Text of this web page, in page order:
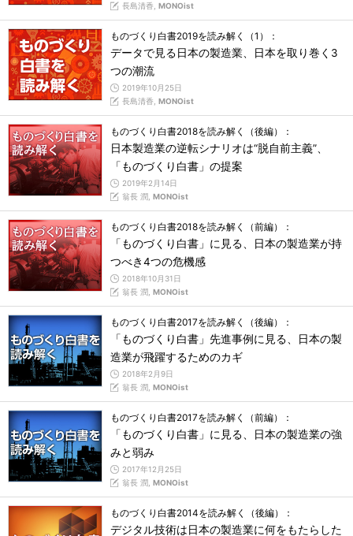
長島清香, MONOist
ものづくり白書2019を読み解く（1）：
データで見る日本の製造業、日本を取り巻く3
つの潮流
2019年10月25日
長島清香, MONOist
ものづくり白書2018を読み解く（後編）：
日本製造業の逆転シナリオは“脱自前主義”、
「ものづくり白書」の提案
2019年2月14日
翁長 潤, MONOist
ものづくり白書2018を読み解く（前編）：
「ものづくり白書」に見る、日本の製造業が持
つべき4つの危機感
2018年10月31日
翁長 潤, MONOist
ものづくり白書2017を読み解く（後編）：
「ものづくり白書」先進事例に見る、日本の製
造業が飛躍するためのカギ
2018年2月9日
翁長 潤, MONOist
ものづくり白書2017を読み解く（前編）：
「ものづくり白書」に見る、日本の製造業の強
みと弱み
2017年12月25日
翁長 潤, MONOist
ものづくり白書2014を読み解く（後編）：
デジタル技術は日本の製造業に何をもたらした